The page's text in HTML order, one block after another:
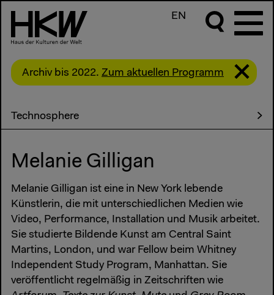
EN
Archiv bis 2022. Zum aktuellen Programm
Technosphere
Melanie Gilligan
Melanie Gilligan ist eine in New York lebende
Künstlerin, die mit unterschiedlichen Medien wie
Video, Performance, Installation und Musik arbeitet.
Sie studierte Bildende Kunst am Central Saint
Martins, London, und war Fellow beim Whitney
Independent Study Program, Manhattan. Sie
veröffentlicht regelmäßig in Zeitschriften wie